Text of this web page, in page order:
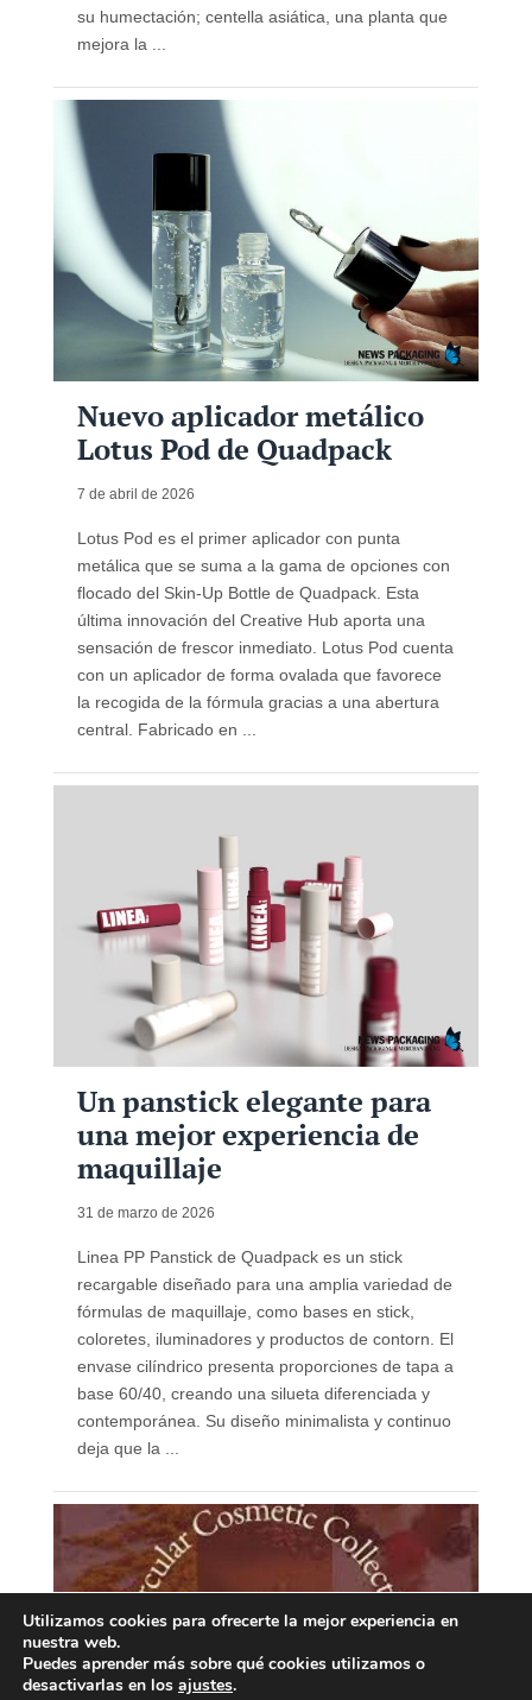
su humectación; centella asiática, una planta que
mejora la ...
Nuevo aplicador metálico
Lotus Pod de Quadpack
7 de abril de 2026
Lotus Pod es el primer aplicador con punta
metálica que se suma a la gama de opciones con
flocado del Skin-Up Bottle de Quadpack. Esta
última innovación del Creative Hub aporta una
sensación de frescor inmediato. Lotus Pod cuenta
con un aplicador de forma ovalada que favorece
la recogida de la fórmula gracias a una abertura
central. Fabricado en ...
Un panstick elegante para
una mejor experiencia de
maquillaje
31 de marzo de 2026
Linea PP Panstick de Quadpack es un stick
recargable diseñado para una amplia variedad de
fórmulas de maquillaje, como bases en stick,
coloretes, iluminadores y productos de contorn. El
envase cilíndrico presenta proporciones de tapa a
base 60/40, creando una silueta diferenciada y
contemporánea. Su diseño minimalista y continuo
deja que la ...
Utilizamos cookies para ofrecerte la mejor experiencia en
nuestra web.
Puedes aprender más sobre qué cookies utilizamos o
desactivarlas en los ajustes.